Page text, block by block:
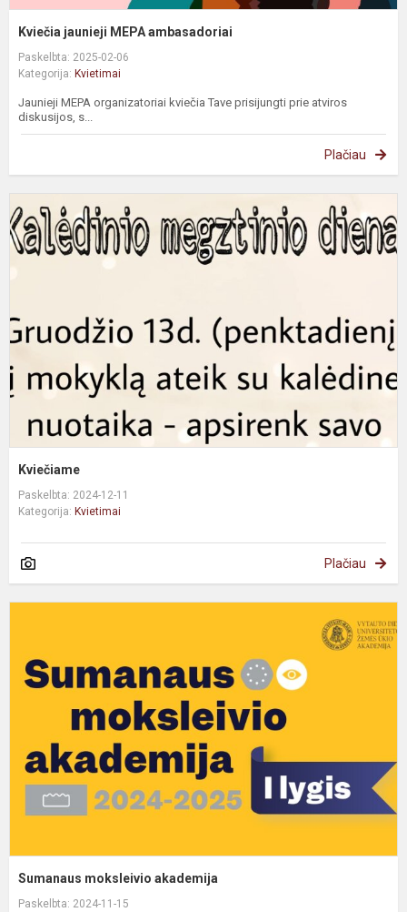
Kviečia jaunieji MEPA ambasadoriai
Paskelbta: 2025-02-06
Kategorija: Kvietimai
Jaunieji MEPA organizatoriai kviečia Tave prisijungti prie atviros
diskusijos, s...
Plačiau
Kviečiame
Paskelbta: 2024-12-11
Kategorija: Kvietimai
Plačiau
Sumanaus moksleivio akademija
Paskelbta: 2024-11-15